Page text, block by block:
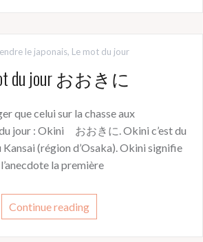
le japonais, Le mot du jour
du jour おおきに
que celui sur la chasse aux
jour : Okini おおきに. Okini c’est du
(région d’Osaka). Okini signifie
la première
Continue reading